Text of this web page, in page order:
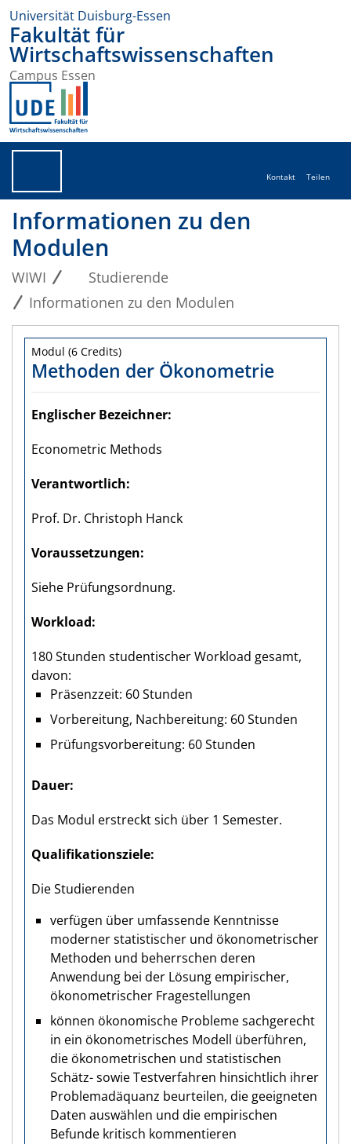
Universität Duisburg-Essen
Fakultät für
Wirtschaftswissenschaften
Campus Essen
Kontakt Teilen
Informationen zu den
Modulen
WIWI
Studierende
Informationen zu den Modulen
Modul (6 Credits)
Methoden der Ökonometrie
Englischer Bezeichner
Econometric Methods
Verantwortlich
Prof. Dr. Christoph Hanck
Voraus­setzungen
Siehe Prüfungsordnung.
Workload
180 Stunden studentischer Workload gesamt,
davon:
Präsenzzeit: 60 Stunden
Vorbereitung, Nachbereitung: 60 Stunden
Prüfungsvorbereitung: 60 Stunden
Dauer
Das Modul erstreckt sich über 1 Semester.
Qualifikations­ziele
Die Studierenden
verfügen über umfassende Kenntnisse
moderner statistischer und ökonometrischer
Methoden und beherrschen deren
Anwendung bei der Lösung empirischer,
ökonometrischer Fragestellungen
können ökonomische Probleme sachgerecht
in ein ökonometrisches Modell überführen,
die ökonometrischen und statistischen
Schätz- sowie Testverfahren hinsichtlich ihrer
Problemadäquanz beurteilen, die geeigneten
Daten auswählen und die empirischen
Befunde kritisch kommentieren